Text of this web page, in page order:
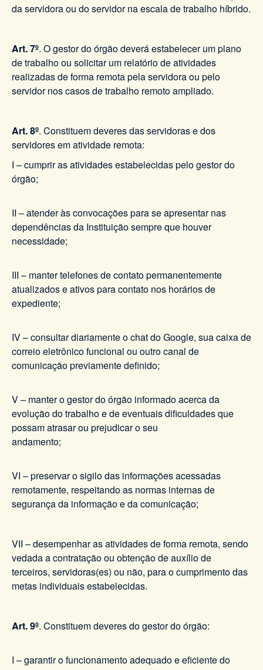
da servidora ou do servidor na escala de trabalho híbrido.
Art. 7º. O gestor do órgão deverá estabelecer um plano
de trabalho ou solicitar um relatório de atividades
realizadas de forma remota pela servidora ou pelo
servidor nos casos de trabalho remoto ampliado.
Art. 8º. Constituem deveres das servidoras e dos
servidores em atividade remota:
I – cumprir as atividades estabelecidas pelo gestor do
órgão;
II – atender às convocações para se apresentar nas
dependências da Instituição sempre que houver
necessidade;
III – manter telefones de contato permanentemente
atualizados e ativos para contato nos horários de
expediente;
IV – consultar diariamente o chat do Google, sua caixa de
correio eletrônico funcional ou outro canal de
comunicação previamente definido;
V – manter o gestor do órgão informado acerca da
evolução do trabalho e de eventuais dificuldades que
possam atrasar ou prejudicar o seu
andamento;
VI – preservar o sigilo das informações acessadas
remotamente, respeitando as normas internas de
segurança da informação e da comunicação;
VII – desempenhar as atividades de forma remota, sendo
vedada a contratação ou obtenção de auxílio de
terceiros, servidoras(es) ou não, para o cumprimento das
metas individuais estabelecidas.
Art. 9º. Constituem deveres do gestor do órgão:
I – garantir o funcionamento adequado e eficiente do